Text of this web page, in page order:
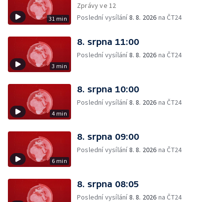
31 min
Zprávy ve 12
Poslední vysílání8. 8. 2026 na ČT24
3 min
8. srpna 11:00
Poslední vysílání8. 8. 2026 na ČT24
4 min
8. srpna 10:00
Poslední vysílání8. 8. 2026 na ČT24
6 min
8. srpna 09:00
Poslední vysílání8. 8. 2026 na ČT24
8. srpna 08:05
Poslední vysílání8. 8. 2026 na ČT24